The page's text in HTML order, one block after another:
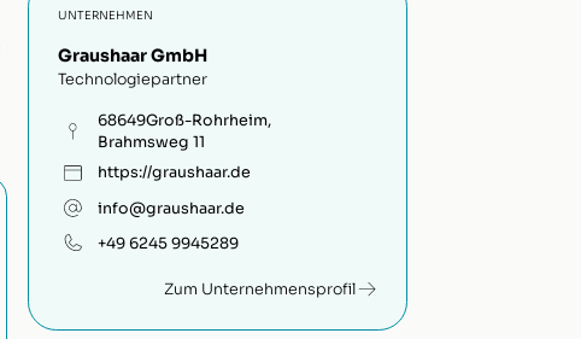
UNTERNEHMEN
Graushaar GmbH
Technologiepartner
68649Groß-Rohrheim,
Brahmsweg 11
https://graushaar.de
info@graushaar.de
+49 6245 9945289
Zum Unternehmensprofil